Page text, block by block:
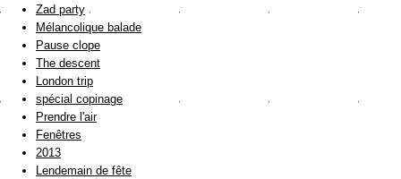
Zad party
Mélancolique balade
Pause clope
The descent
London trip
spécial copinage
Prendre l'air
Fenêtres
2013
Lendemain de fête